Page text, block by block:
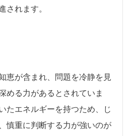
されます。
恵が含まれ、問題を冷静を見
める力があるとされていま
たエネルギーを持つため、じ
慎重に判断する力が強いのが